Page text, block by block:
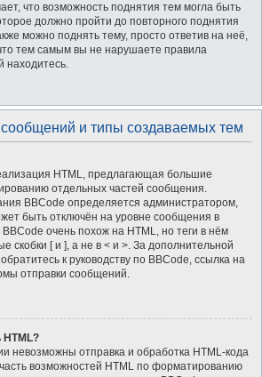
что возможность поднятия тем могла быть
должно пройти до повторного поднятия
можно поднять тему, просто ответив на неё,
тем самым вы не нарушаете правила
находитесь.
и типы создаваемых тем
HTML, предлагающая большие
отдельных частей сообщения.
BBCode определяется администратором,
быть отключён на уровне сообщения в
очень похож на HTML, но теги в нём
скобки [ и ], а не в < и >. За дополнительной
к руководству по BBCode, ссылка на
отправки сообщений.
HTML?
невозможны отправка и обработка HTML-кода
возможностей HTML по форматированию